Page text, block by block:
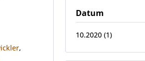
Datum
10.2020 (1)
,